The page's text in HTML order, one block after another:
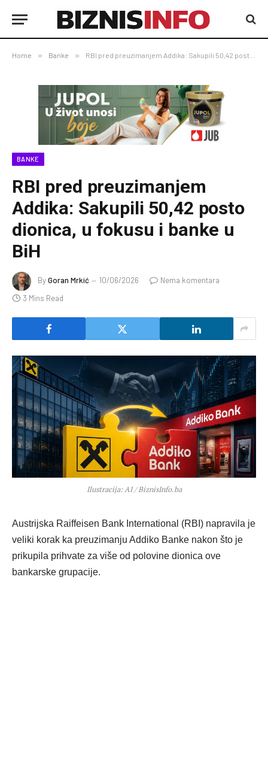
Home » Banke » RBI pred preuzimanjem Addika: Sakupili 50,42 posto dionica, u fokusu i banke u BiH
BANKE
RBI pred preuzimanjem
Addika: Sakupili 50,42 posto
dionica, u fokusu i banke u
BiH
ByGoran Mrkić 10/06/2026
Nema komentara
3 Mins Read
Ilustracija: AI / BiznisInfo.ba
Austrijska Raiffeisen Bank International (RBI) napravila je
veliki korak ka preuzimanju Addiko Banke nakon što je
prikupila prihvate za više od polovine dionica ove
bankarske grupacije.